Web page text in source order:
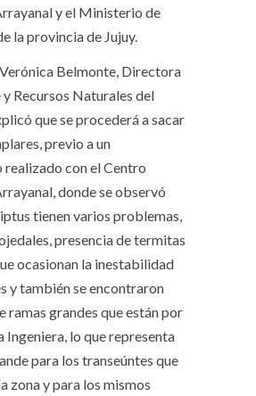
y el Ministerio de
la provincia de Jujuy.
Belmonte, Directora
Recursos Naturales del
que se procederá a sacar
previo a un
realizado con el Centro
donde se observó
tienen varios problemas,
presencia de termitas
ocasionan la inestabilidad
y también se encontraron
ramas grandes que están por
Ingeniera, lo que representa
para los transeúntes que
zona y para los mismos